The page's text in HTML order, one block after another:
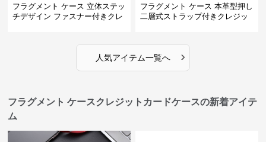
フラグメント ケース 立体ステッ
チデザイン ファスナー付きクレ
フラグメント ケース 本革型押し
二層式ストラップ付きクレジッ
人気アイテム一覧へ ›
フラグメント ケースクレジットカードケースの新着アイテ
ム